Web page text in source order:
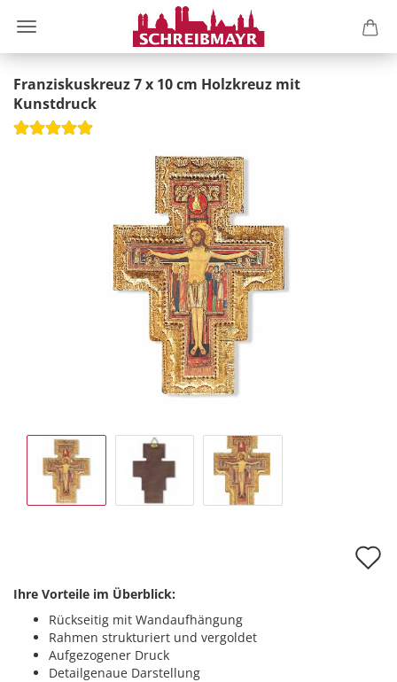
Franziskuskreuz 7 x 10 cm Holzkreuz mit
Kunstdruck
Ihre Vorteile im Überblick:
Rückseitig mit Wandaufhängung
Rahmen strukturiert und vergoldet
Aufgezogener Druck
Detailgenaue Darstellung